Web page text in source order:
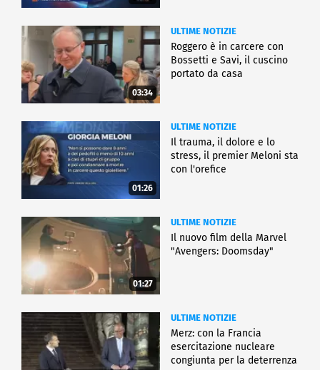
03:34
ULTIME NOTIZIE
Roggero è in carcere con
Bossetti e Savi, il cuscino
portato da casa
01:26
ULTIME NOTIZIE
Il trauma, il dolore e lo
stress, il premier Meloni sta
con l'orefice
01:27
ULTIME NOTIZIE
Il nuovo film della Marvel
"Avengers: Doomsday"
ULTIME NOTIZIE
Merz: con la Francia
esercitazione nucleare
congiunta per la deterrenza